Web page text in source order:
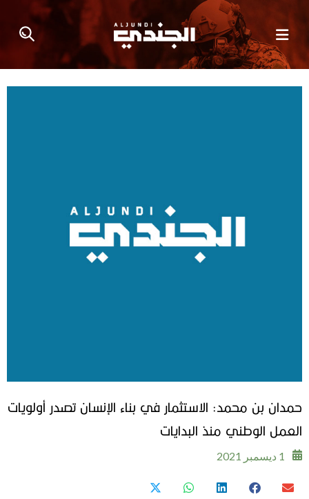
حمدان بن محمد: الاستثمار في بناء الإنسان تصدر أولويات
العمل الوطني منذ البدايات
1 ديسمبر 2021